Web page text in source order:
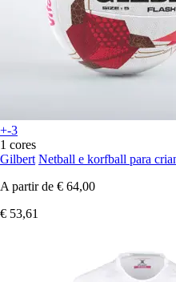
+-3
1 cores
Gilbert Netball e korfball para
A partir de € 64,00
€ 53,61